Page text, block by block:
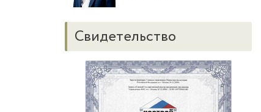
Свидетельство